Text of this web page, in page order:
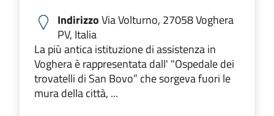
IndirizzoVia Volturno, 27058 Voghera
PV, Italia
La più antica istituzione di assistenza in
Voghera è rappresentata dall' "Ospedale dei
trovatelli di San Bovo” che sorgeva fuori le
mura della città, ...